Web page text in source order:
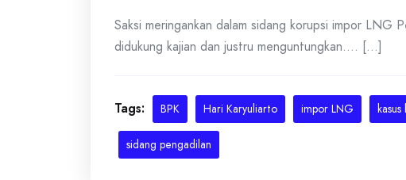
Saksi meringankan dalam sidang korupsi impor LNG
didukung kajian dan justru menguntungkan.... [...]
Tags: BPK Hari Karyuliarto impor LNG kasus
sidang pengadilan